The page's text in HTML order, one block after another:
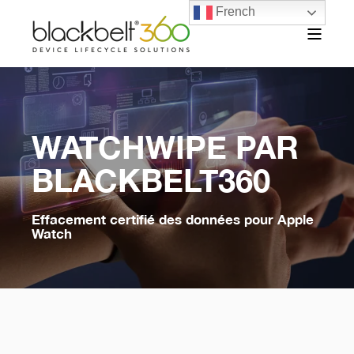
French
WATCHWIPE PAR
BLACKBELT360
Effacement certifié des données pour Apple
Watch